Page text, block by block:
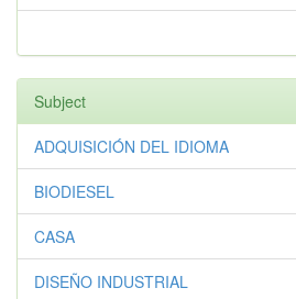
Subject
ADQUISICIÓN DEL IDIOMA
BIODIESEL
CASA
DISEÑO INDUSTRIAL